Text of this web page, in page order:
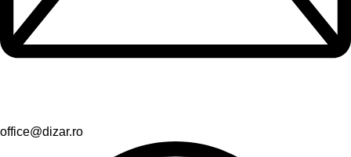
office@dizar.ro